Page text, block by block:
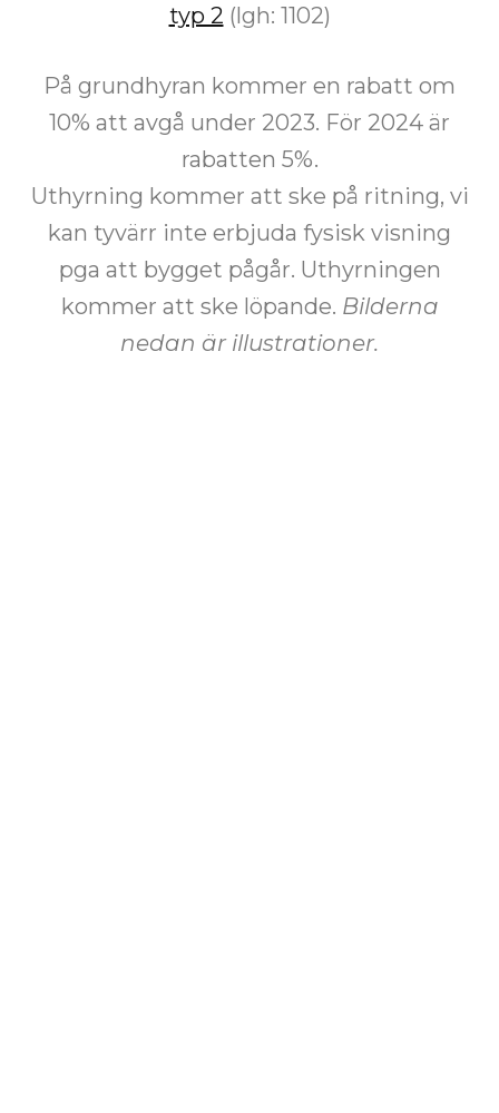
typ 2 (lgh: 1102)
På grundhyran kommer en rabatt om
10% att avgå under 2023. För 2024 är
rabatten 5%.
Uthyrning kommer att ske på ritning, vi
kan tyvärr inte erbjuda fysisk visning
pga att bygget pågår. Uthyrningen
kommer att ske löpande. Bilderna
nedan är illustrationer.